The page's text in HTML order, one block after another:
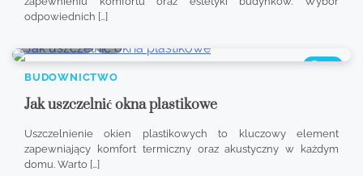
odpowiednich […]
319
BUDOWNICTWO
Jak uszczelnić okna plastikowe
Uszczelnienie okien plastikowych to kluczowy element
zapewniający komfort termiczny oraz akustyczny w każdym
domu. Warto […]